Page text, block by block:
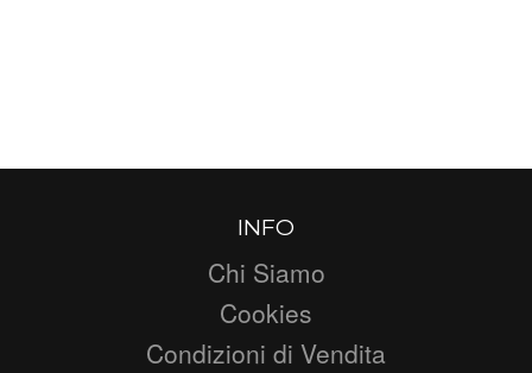
INFO
Chi Siamo
Cookies
Condizioni di Vendita